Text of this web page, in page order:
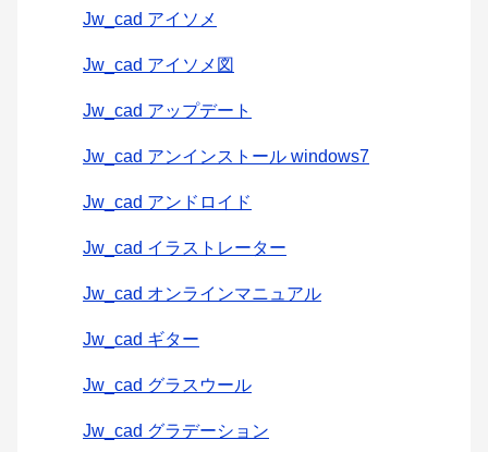
Jw_cad アイソメ
Jw_cad アイソメ図
Jw_cad アップデート
Jw_cad アンインストール windows7
Jw_cad アンドロイド
Jw_cad イラストレーター
Jw_cad オンラインマニュアル
Jw_cad ギター
Jw_cad グラスウール
Jw_cad グラデーション